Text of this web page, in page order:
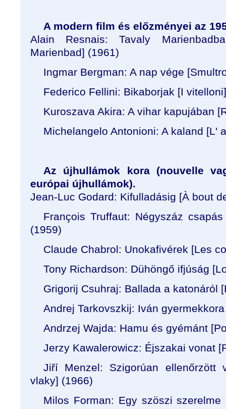
A modern film és előzményei az
Alain Resnais: Tavaly
Marienbad] (1961)
Ingmar Bergman: A nap vége
Federico Fellini: Bikaborjak [I
Kuroszava Akira: A vihar kapujában
Michelangelo Antonioni: A kaland [L'
Az újhullámok kora (nouvelle
európai újhullámok).
Jean-Luc Godard: Kifulladásig [À bout
François Truffaut: Négyszáz
(1959)
Claude Chabrol: Unokafivérek [Les
Tony Richardson: Dühöngő ifjúság [
Grigorij Csuhraj: Ballada a katonáról
Andrej Tarkovszkij: Iván
Andrzej Wajda: Hamu és gyémánt [
Jerzy Kawalerowicz: Éjszakai vonat [
Jiří Menzel: Szigorúan ellenőrzött
vlaky] (1966)
Milos Forman: Egy szöszi szerelme